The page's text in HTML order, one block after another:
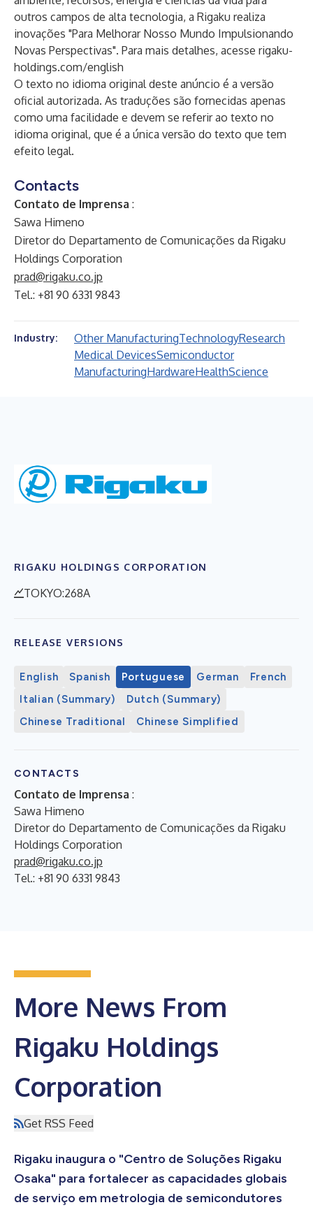
outros campos de alta tecnologia, a Rigaku realiza
inovações "Para Melhorar Nosso Mundo Impulsionando
Novas Perspectivas". Para mais detalhes, acesse rigaku-
holdings.com/english
O texto no idioma original deste anúncio é a versão
oficial autorizada. As traduções são fornecidas apenas
como uma facilidade e devem se referir ao texto no
idioma original, que é a única versão do texto que tem
efeito legal.
Contacts
Contato de Imprensa :
Sawa Himeno
Diretor do Departamento de Comunicações da Rigaku
Holdings Corporation
prad@rigaku.co.jp
Tel.: +81 90 6331 9843
Industry: Other ManufacturingTechnologyResearch
Medical DevicesSemiconductor
ManufacturingHardwareHealthScience
RIGAKU HOLDINGS CORPORATION
TOKYO:268A
RELEASE VERSIONS
English Spanish Portuguese German
French
Italian (Summary)
Dutch (Summary)
Chinese Traditional
Chinese Simplified
CONTACTS
Contato de Imprensa :
Sawa Himeno
Diretor do Departamento de Comunicações da Rigaku
Holdings Corporation
prad@rigaku.co.jp
Tel.: +81 90 6331 9843
More News From
Rigaku Holdings
Corporation
Get RSS Feed
Rigaku inaugura o "Centro de Soluções Rigaku
Osaka" para fortalecer as capacidades globais
de serviço em metrologia de semicondutores